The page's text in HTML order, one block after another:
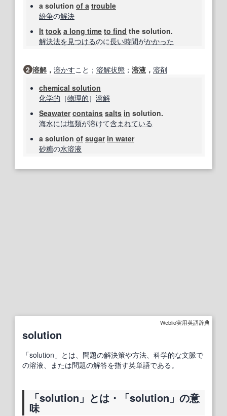
a solution of a trouble
紛争の解決
It took a long time to find the solution.
解決法を見つけるのに長い時間がかかった
2 溶解， 溶かすこと； 溶解状態 ； 溶液 ， 溶剤
chemical solution
化学的 ［物理的］ 溶解
Seawater contains salts in solution.
海水には塩類が溶けて含まれている
a solution of sugar in water
砂糖の水溶液
Weblio実用英語辞典
solution
「solution」とは、問題の解決策や方法、科学的な文脈で
の溶液、または問題の解答を指す英単語である。
「solution」とは・「solution」の意
味